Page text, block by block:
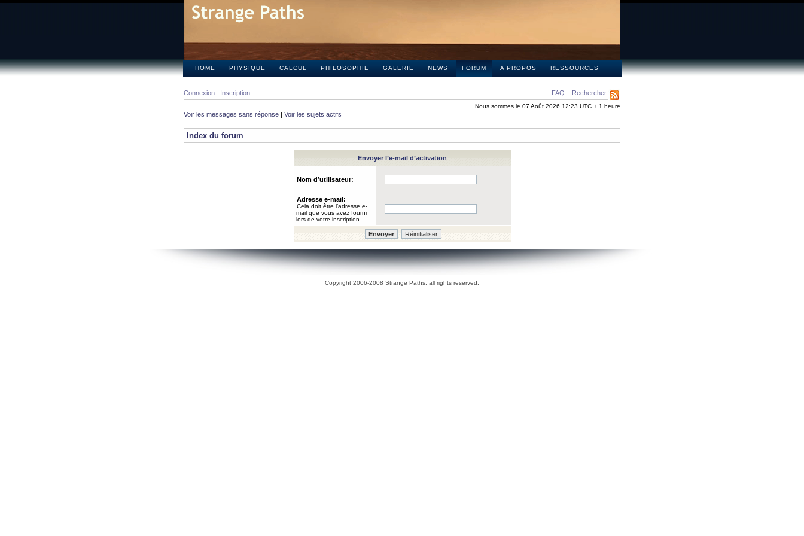
HOME PHYSIQUE CALCUL PHILOSOPHIE GALERIE NEWS FORUM A PROPOS RESSOURCES
FAQ Rechercher
Connexion Inscription
Nous sommes le 07 Août 2026 12:23 UTC + 1 heure
Voir les messages sans réponse | Voir les sujets actifs
Index du forum
Envoyer l’e-mail d’activation
Nom d’utilisateur:
Adresse e-mail:
Cela doit être l’adresse e-
mail que vous avez fourni
lors de votre inscription.
Copyright 2006-2008 Strange Paths, all rights reserved.